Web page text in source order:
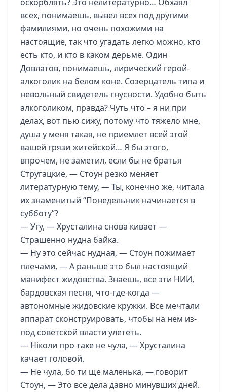
всех, понимаешь, вывел всех под другими
фамилиями, но очень похожими на
настоящие, так что угадать легко можно, кто
есть кто, и кто в каком дерьме. Один
Довлатов, понимаешь, лирический герой-
алкоголик на белом коне. Созерцатель типа и
невольный свидетель гнусности. Удобно быть
алкоголиком, правда? Чуть что – я ни при
делах, вот пью сижу, потому что тяжело мне,
душа у меня такая, не приемлет всей этой
вашей грязи житейской… Я бы этого,
впрочем, не заметил, если бы не братья
Стругацкие, — Стоун резко меняет
литературную тему, — Ты, конечно же, читала
их знаменитый “Понедельник начинается в
субботу”?
— Угу, — Хрусталина снова кивает —
Страшенно нудна байка.
— Ну это сейчас нудная, — Стоун пожимает
плечами, — А раньше это был настоящий
манифест жидовства. Знаешь, все эти НИИ,
бардовская песня, что-где-когда —
автономные жидовские кружки. Все мечтали
аппарат сконструировать, чтобы на нем из-
под советской власти улететь.
— Ніколи про таке не чула, — Хрусталина
качает головой.
— Не чула, бо ти ще маленька, — говорит
Стоун, — Это все дела давно минувших дней.